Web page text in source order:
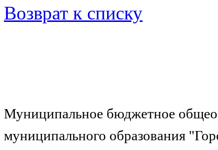
Возврат к списку
Муниципальное бюджетное
муниципального образования